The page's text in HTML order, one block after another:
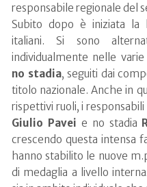
responsabile regionale del
Subito dopo è iniziata la
italiani.
Si sono
individualmente nelle varie
no stadia, seguiti dai
titolo nazionale. Anche in
rispettivi ruoli, i
Giulio Pavei e no stadia
crescendo questa intensa
hanno stabilito le nuove
di medaglia a livello